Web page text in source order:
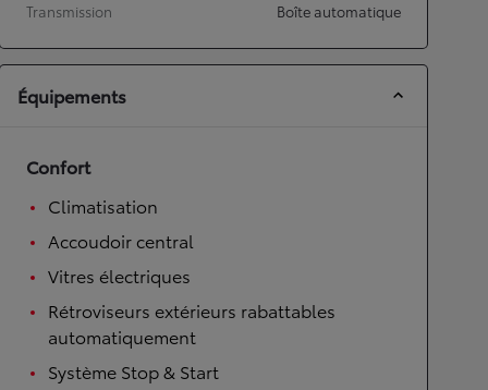
Transmission
Boîte automatique
Équipements
Confort
Climatisation
Accoudoir central
Vitres électriques
Rétroviseurs extérieurs rabattables
automatiquement
Système Stop & Start